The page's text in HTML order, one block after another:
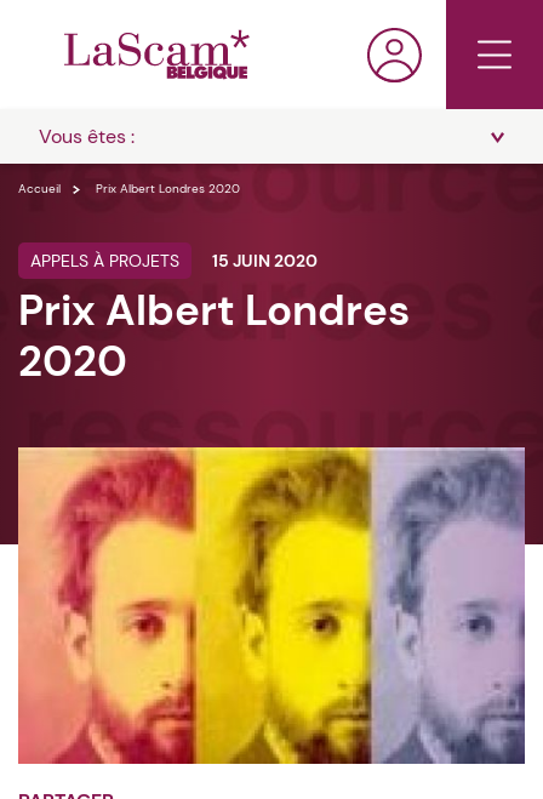
Vous êtes :
Accueil Prix Albert Londres 2020
APPELS À PROJETS 15 JUIN 2020
Prix Albert Londres
2020